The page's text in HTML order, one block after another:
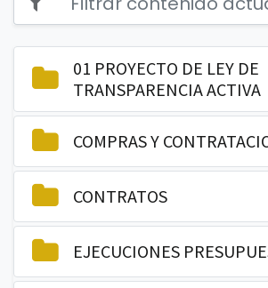
01 PROYECTO DE LEY DE
TRANSPARENCIA ACTIVA
COMPRAS Y
CONTRATOS
EJECUCIONES